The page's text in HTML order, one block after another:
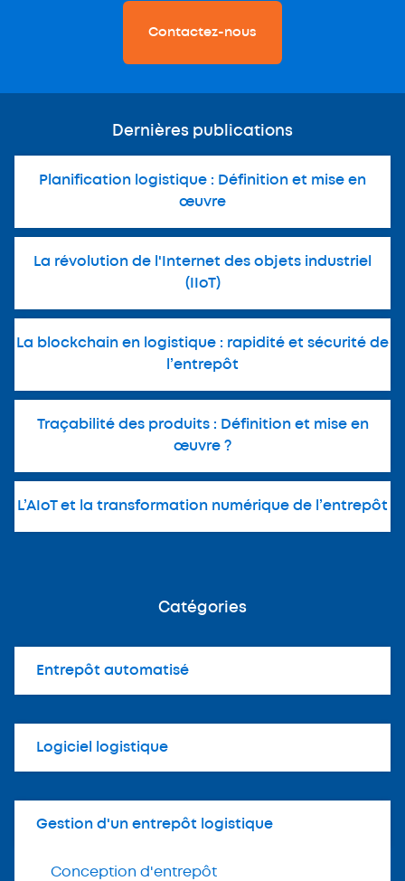
Contactez-nous
Dernières publications
Planification logistique : Définition et mise en
œuvre
La révolution de l'Internet des objets industriel
(IIoT)
La blockchain en logistique : rapidité et sécurité de
l’entrepôt
Traçabilité des produits : Définition et mise en
œuvre ?
L’AIoT et la transformation numérique de l’entrepôt
Catégories
Entrepôt automatisé
Logiciel logistique
Gestion d'un entrepôt logistique
Conception d'entrepôt